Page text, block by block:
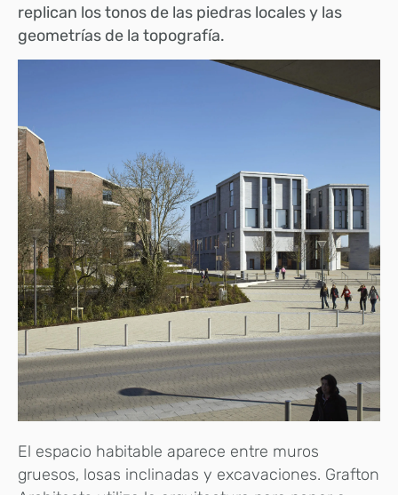
replican los tonos de las piedras locales y las
geometrías de la topografía.
El espacio habitable aparece entre muros
gruesos, losas inclinadas y excavaciones. Grafton